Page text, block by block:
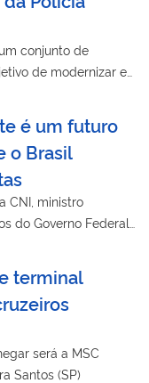
conjunto de
de modernizar e
é um futuro
o Brasil
CNI, ministro
do Governo Federal
terminal
será a MSC
Santos (SP)